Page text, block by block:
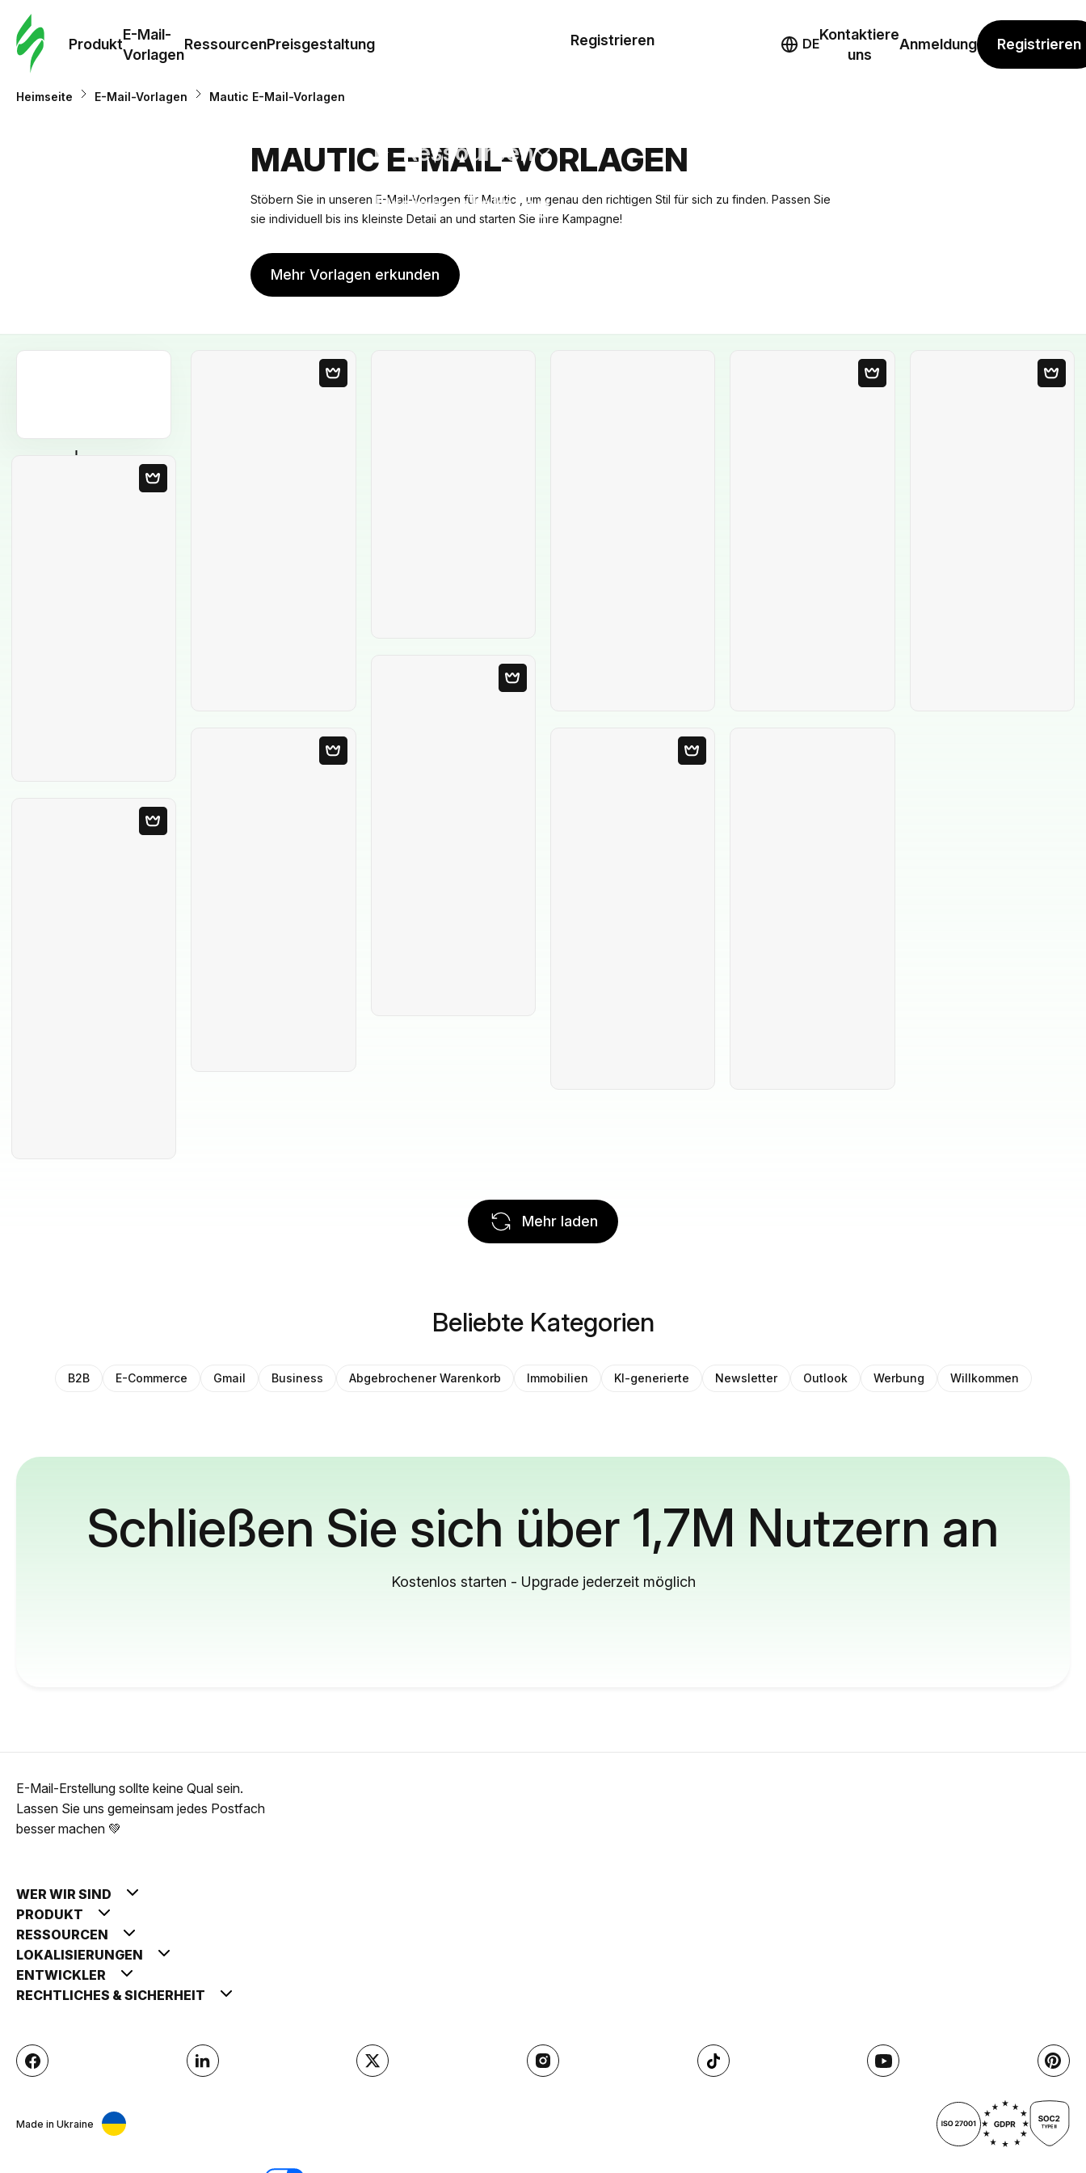
Produkt
E-Mail-
Vorlagen
RessourcenPreisgestaltung
Ressourcen
Preisgestaltung
Registrieren DE
Kontaktiere
uns
Anmeldung Registrieren
Heimseite E-Mail-Vorlagen Mautic E-Mail-Vorlagen
MAUTIC E-MAIL-VORLAGEN
Stöbern Sie in unseren E-Mail-Vorlagen für Mautic , um genau den richtigen Stil für sich zu finden. Passen Sie
sie individuell bis ins kleinste Detail an und starten Sie Ihre Kampagne!
Mehr Vorlagen erkunden
Mehr laden
Beliebte Kategorien
B2B E-Commerce Gmail Business Abgebrochener Warenkorb Immobilien KI-generierte Newsletter Outlook Werbung Willkommen
Schließen Sie sich über 1,7M Nutzern an
Kostenlos starten - Upgrade jederzeit möglich
E-Mail-Erstellung sollte keine Qual sein.
Lassen Sie uns gemeinsam jedes Postfach
besser machen 💚
WER WIR SIND
PRODUKT
RESSOURCEN
LOKALISIERUNGEN
ENTWICKLER
RECHTLICHES & SICHERHEIT
Made in Ukraine